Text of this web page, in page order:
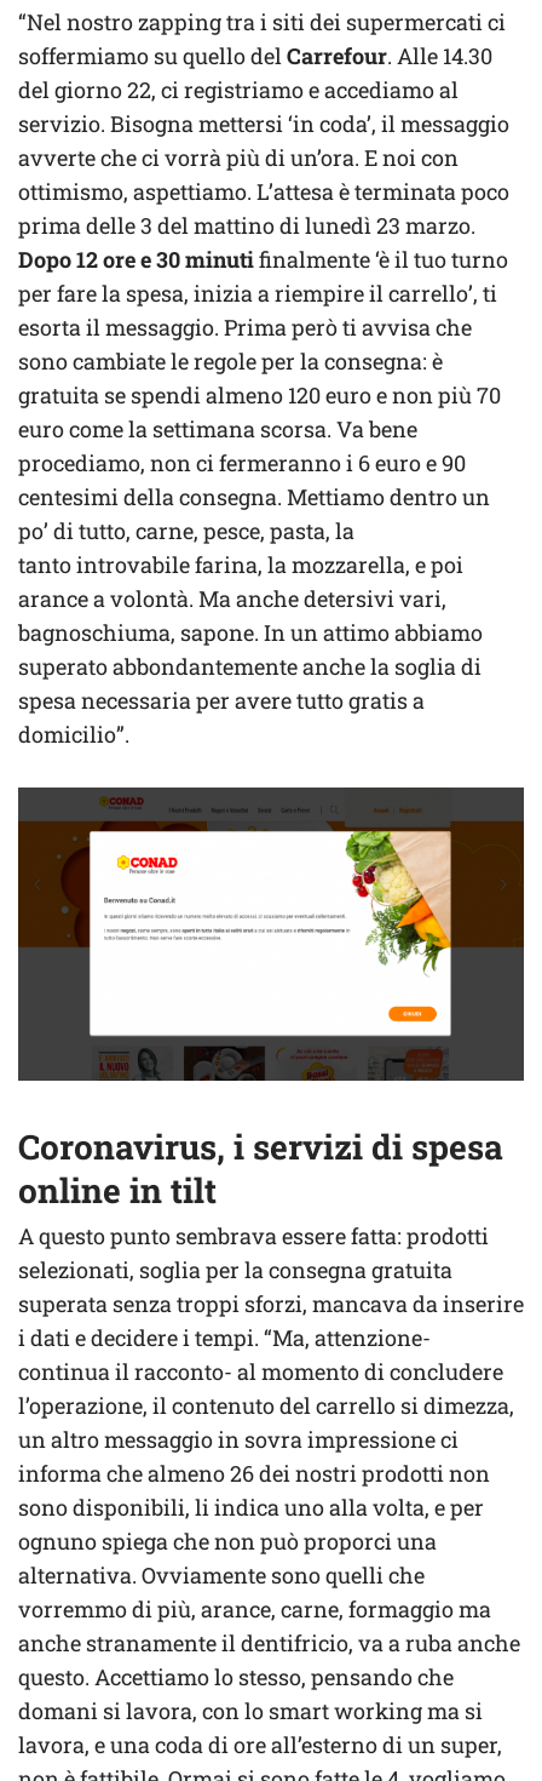
“Nel nostro zapping tra i siti dei supermercati ci
soffermiamo su quello del Carrefour. Alle 14.30
del giorno 22, ci registriamo e accediamo al
servizio. Bisogna mettersi ‘in coda’, il messaggio
avverte che ci vorrà più di un’ora. E noi con
ottimismo, aspettiamo. L’attesa è terminata poco
prima delle 3 del mattino di lunedì 23 marzo.
Dopo 12 ore e 30 minutifinalmente ‘è il tuo turno
per fare la spesa, inizia a riempire il carrello’, ti
esorta il messaggio. Prima però ti avvisa che
sono cambiate le regole per la consegna: è
gratuita se spendi almeno 120 euro e non più 70
euro come la settimana scorsa. Va bene
procediamo, non ci fermeranno i 6 euro e 90
centesimi della consegna. Mettiamo dentro un
po’ di tutto, carne, pesce, pasta, la
tanto introvabile farina, la mozzarella, e poi
arance a volontà. Ma anche detersivi vari,
bagnoschiuma, sapone. In un attimo abbiamo
superato abbondantemente anche la soglia di
spesa necessaria per avere tutto gratis a
domicilio”.
Coronavirus, i servizi di spesa
online in tilt
A questo punto sembrava essere fatta: prodotti
selezionati, soglia per la consegna gratuita
superata senza troppi sforzi, mancava da inserire
i dati e decidere i tempi. “Ma, attenzione-
continua il racconto- al momento di concludere
l’operazione, il contenuto del carrello si dimezza,
un altro messaggio in sovra impressione ci
informa che almeno 26 dei nostri prodotti non
sono disponibili, li indica uno alla volta, e per
ognuno spiega che non può proporci una
alternativa. Ovviamente sono quelli che
vorremmo di più, arance, carne, formaggio ma
anche stranamente il dentifricio, va a ruba anche
questo. Accettiamo lo stesso, pensando che
domani si lavora, con lo smart working ma si
lavora, e una coda di ore all’esterno di un super,